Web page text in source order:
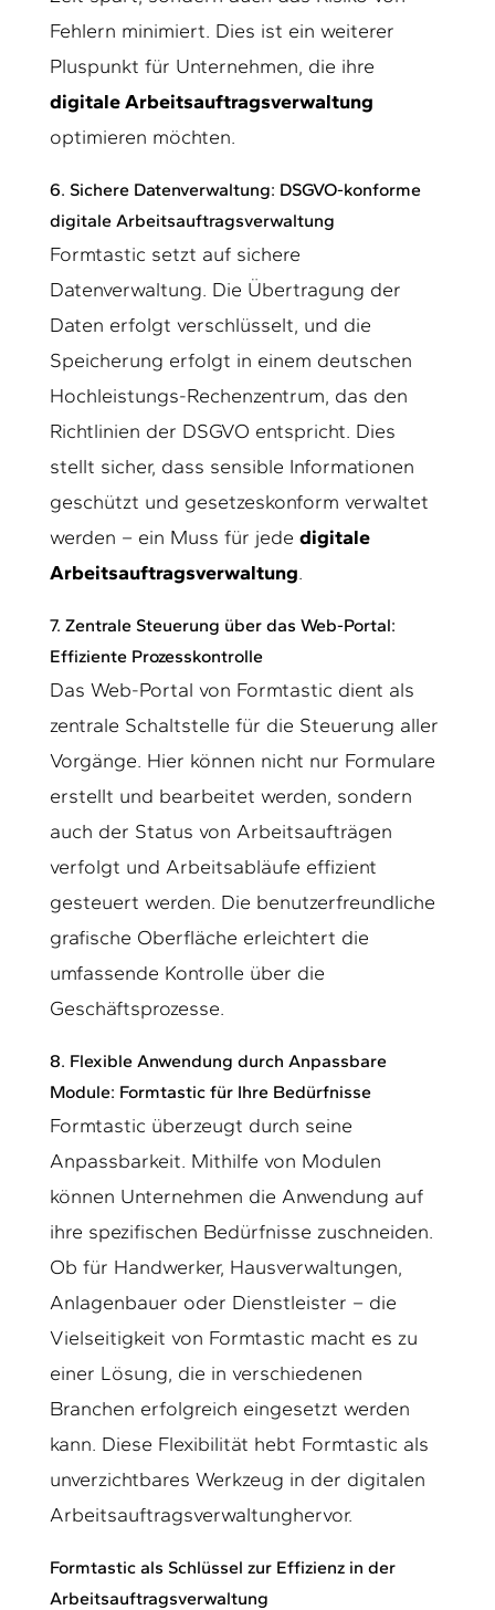
Fehlern minimiert. Dies ist ein weiterer
Pluspunkt für Unternehmen, die ihre
digitale Arbeitsauftragsverwaltung
optimieren möchten.
6. Sichere Datenverwaltung: DSGVO-konforme
digitale Arbeitsauftragsverwaltung
Formtastic setzt auf sichere
Datenverwaltung. Die Übertragung der
Daten erfolgt verschlüsselt, und die
Speicherung erfolgt in einem deutschen
Hochleistungs-Rechenzentrum, das den
Richtlinien der DSGVO entspricht. Dies
stellt sicher, dass sensible Informationen
geschützt und gesetzeskonform verwaltet
werden – ein Muss für jede digitale
Arbeitsauftragsverwaltung.
7. Zentrale Steuerung über das Web-Portal:
Effiziente Prozesskontrolle
Das Web-Portal von Formtastic dient als
zentrale Schaltstelle für die Steuerung aller
Vorgänge. Hier können nicht nur Formulare
erstellt und bearbeitet werden, sondern
auch der Status von Arbeitsaufträgen
verfolgt und Arbeitsabläufe effizient
gesteuert werden. Die benutzerfreundliche
grafische Oberfläche erleichtert die
umfassende Kontrolle über die
Geschäftsprozesse.
8. Flexible Anwendung durch Anpassbare
Module: Formtastic für Ihre Bedürfnisse
Formtastic überzeugt durch seine
Anpassbarkeit. Mithilfe von Modulen
können Unternehmen die Anwendung auf
ihre spezifischen Bedürfnisse zuschneiden.
Ob für Handwerker, Hausverwaltungen,
Anlagenbauer oder Dienstleister – die
Vielseitigkeit von Formtastic macht es zu
einer Lösung, die in verschiedenen
Branchen erfolgreich eingesetzt werden
kann. Diese Flexibilität hebt Formtastic als
unverzichtbares Werkzeug in der digitalen
Arbeitsauftragsverwaltunghervor.
Formtastic als Schlüssel zur Effizienz in der
Arbeitsauftragsverwaltung